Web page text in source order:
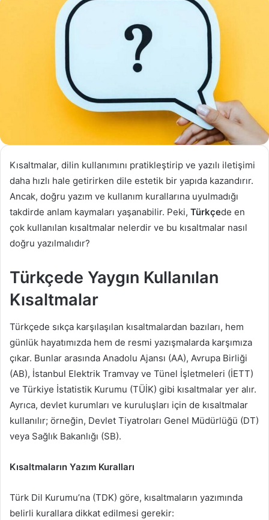
Kısaltmalar, dilin kullanımını pratikleştirip ve yazılı iletişimi
daha hızlı hale getirirken dile estetik bir yapıda kazandırır.
Ancak, doğru yazım ve kullanım kurallarına uyulmadığı
takdirde anlam kaymaları yaşanabilir. Peki, Türkçede en
çok kullanılan kısaltmalar nelerdir ve bu kısaltmalar nasıl
doğru yazılmalıdır?
Türkçede Yaygın Kullanılan
Kısaltmalar
Türkçede sıkça karşılaşılan kısaltmalardan bazıları, hem
günlük hayatımızda hem de resmi yazışmalarda karşımıza
çıkar. Bunlar arasında Anadolu Ajansı (AA), Avrupa Birliği
(AB), İstanbul Elektrik Tramvay ve Tünel İşletmeleri (İETT)
ve Türkiye İstatistik Kurumu (TÜİK) gibi kısaltmalar yer alır.
Ayrıca, devlet kurumları ve kuruluşları için de kısaltmalar
kullanılır; örneğin, Devlet Tiyatroları Genel Müdürlüğü (DT)
veya Sağlık Bakanlığı (SB).
Kısaltmaların Yazım Kuralları
Türk Dil Kurumu’na (TDK) göre, kısaltmaların yazımında
belirli kurallara dikkat edilmesi gerekir: